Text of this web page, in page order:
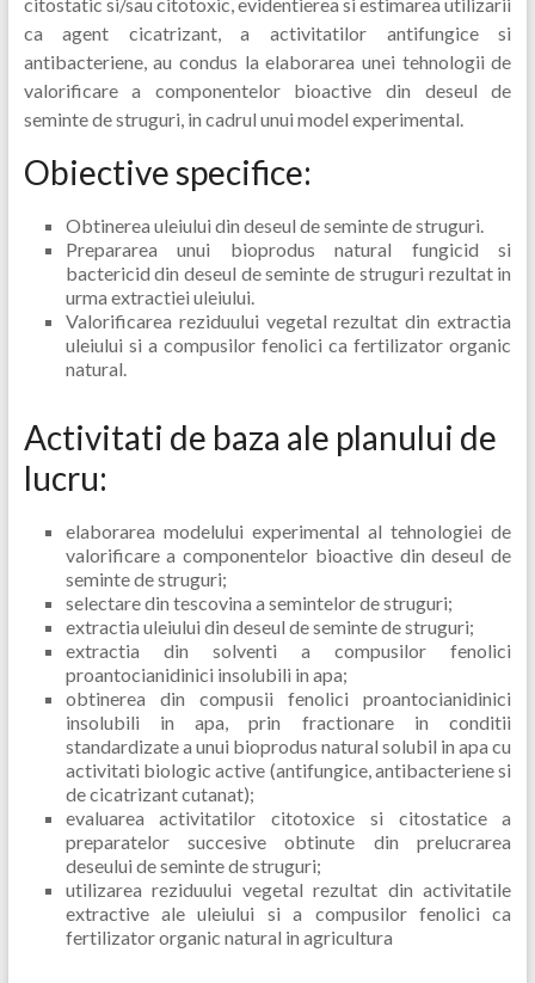
ca agent cicatrizant, a activitatilor antifungice si
antibacteriene, au condus la elaborarea unei tehnologii de
valorificare a componentelor bioactive din deseul de
seminte de struguri, in cadrul unui model experimental.
Obiective specifice:
Obtinerea uleiului din deseul de seminte de struguri.
Prepararea unui bioprodus natural fungicid si
bactericid din deseul de seminte de struguri rezultat in
urma extractiei uleiului.
Valorificarea reziduului vegetal rezultat din extractia
uleiului si a compusilor fenolici ca fertilizator organic
natural.
Activitati de baza ale planului de
lucru:
elaborarea modelului experimental al tehnologiei de
valorificare a componentelor bioactive din deseul de
seminte de struguri;
selectare din tescovina a semintelor de struguri;
extractia uleiului din deseul de seminte de struguri;
extractia din solventi a compusilor fenolici
proantocianidinici insolubili in apa;
obtinerea din compusii fenolici proantocianidinici
insolubili in apa, prin fractionare in conditii
standardizate a unui bioprodus natural solubil in apa cu
activitati biologic active (antifungice, antibacteriene si
de cicatrizant cutanat);
evaluarea activitatilor citotoxice si citostatice a
preparatelor succesive obtinute din prelucrarea
deseului de seminte de struguri;
utilizarea reziduului vegetal rezultat din activitatile
extractive ale uleiului si a compusilor fenolici ca
fertilizator organic natural in agricultura